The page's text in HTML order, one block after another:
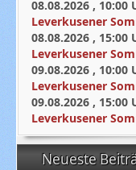
08.08.2026 , 10:00
Leverkusener
08.08.2026 , 15:00
Leverkusener
09.08.2026 , 10:00
Leverkusener
09.08.2026 , 15:00
Leverkusener
Neueste